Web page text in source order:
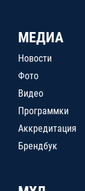
МЕДИА
Новости
Фото
Видео
Программки
Аккредитация
Брендбук